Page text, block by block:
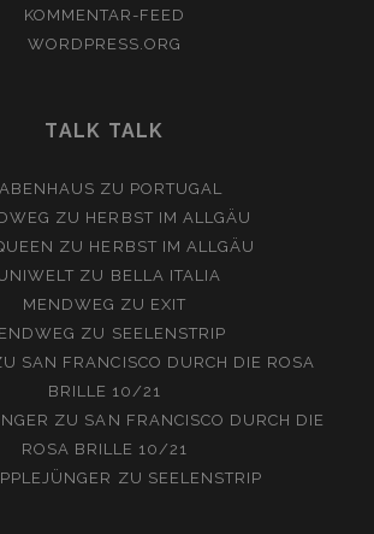
KOMMENTAR-FEED
WORDPRESS.ORG
TALK TALK
ZU PORTUGAL
ZU HERBST IM ALLGÄU
ZU HERBST IM ALLGÄU
ZU BELLA ITALIA
MENDWEG ZU EXIT
ZU SEELENSTRIP
SAN FRANCISCO DURCH DIE ROSA
BRILLE 10/21
ZU SAN FRANCISCO DURCH DIE
ROSA BRILLE 10/21
ZU SEELENSTRIP